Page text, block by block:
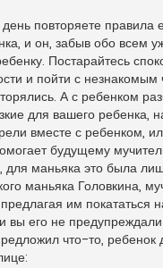
повторяете правила
и он, забыв обо всем
Постарайтесь
и пойти с
А с ребенком
для вашего ребенка,
вместе с ребенком,
будущему
для маньяка это была
маньяка Головкина,
им
вы его не
что-то,